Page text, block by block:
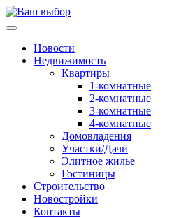
Новости
Недвижимость
Квартиры
1-комнатные
2-комнатные
3-комнатные
4-комнатные
Домовладения
Участки/Дачи
Элитное жилье
Гостиницы
Строительство
Новостройки
Контакты